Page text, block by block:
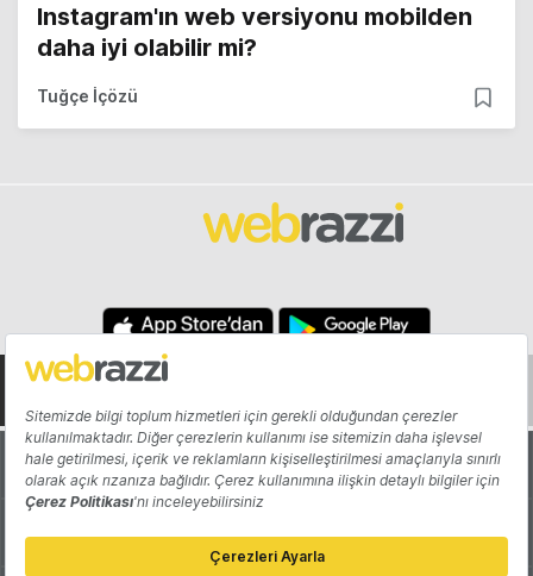
Instagram'ın web versiyonu mobilden
daha iyi olabilir mi?
Tuğçe İçözü
Hakkında Yazarlar
Katkıda Bulun Reklam